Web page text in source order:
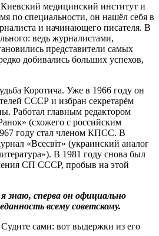
медицинский институт и
по специальности, он нашёл себя в
и начинающего писателя. В
ведь журналистами,
представители самых
добивались больших успехов,
Коротича. Уже в 1966 году он
СССР и избран секретарём
Работал главным редактором
(схожего с российским
году стал членом КПСС. В
«Всесвіт» (украинский аналог
В 1981 году снова был
СП СССР, пробыв на этой
знаю, сперва он официально
всему советскому.
сами: вот выдержки из его